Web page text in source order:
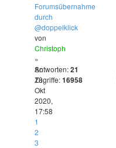
Forumsübernahme
durch
@doppelklick
von
Christoph
»
So
18.
Okt
2020,
17:58
1
2
3
Antworten:21
Zugriffe:16958